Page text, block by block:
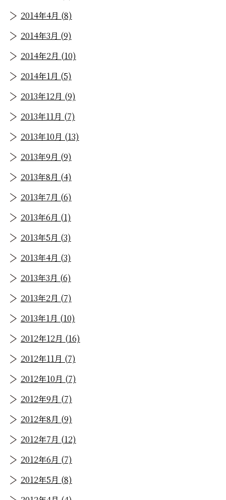
2014年4月 (8)
2014年3月 (9)
2014年2月 (10)
2014年1月 (5)
2013年12月 (9)
2013年11月 (7)
2013年10月 (13)
2013年9月 (9)
2013年8月 (4)
2013年7月 (6)
2013年6月 (1)
2013年5月 (3)
2013年4月 (3)
2013年3月 (6)
2013年2月 (7)
2013年1月 (10)
2012年12月 (16)
2012年11月 (7)
2012年10月 (7)
2012年9月 (7)
2012年8月 (9)
2012年7月 (12)
2012年6月 (7)
2012年5月 (8)